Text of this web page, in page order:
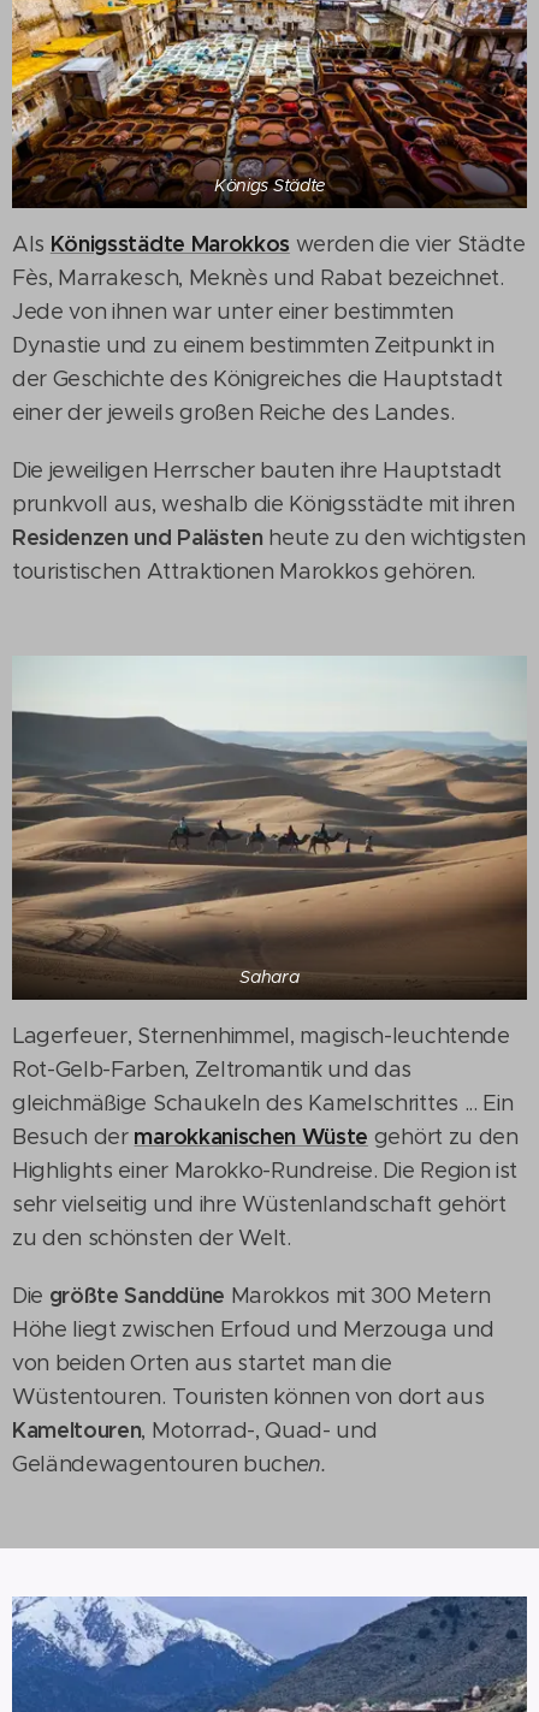
Königs Städte
Als Königsstädte Marokkos werden die vier Städte
Fès, Marrakesch, Meknès und Rabat bezeichnet.
Jede von ihnen war unter einer bestimmten
Dynastie und zu einem bestimmten Zeitpunkt in
der Geschichte des Königreiches die Hauptstadt
einer der jeweils großen Reiche des Landes.
Die jeweiligen Herrscher bauten ihre Hauptstadt
prunkvoll aus, weshalb die Königsstädte mit ihren
Residenzen und Palästen heute zu den wichtigsten
touristischen Attraktionen Marokkos gehören.
Sahara
Lagerfeuer, Sternenhimmel, magisch-leuchtende
Rot-Gelb-Farben, Zeltromantik und das
gleichmäßige Schaukeln des Kamelschrittes ... Ein
Besuch der marokkanischen Wüste gehört zu den
Highlights einer Marokko-Rundreise. Die Region ist
sehr vielseitig und ihre Wüstenlandschaft gehört
zu den schönsten der Welt.
Die größte Sanddüne Marokkos mit 300 Metern
Höhe liegt zwischen Erfoud und Merzouga und
von beiden Orten aus startet man die
Wüstentouren. Touristen können von dort aus
Kameltouren, Motorrad-, Quad- und
Geländewagentouren buchen.